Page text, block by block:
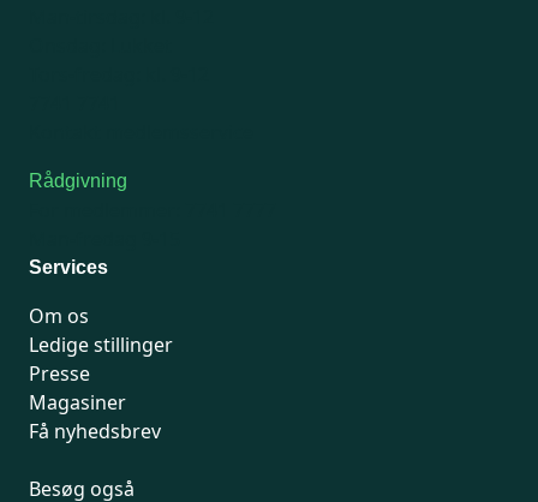
Rådgivning
Services
Om os
Ledige stillinger
Presse
Magasiner
Få nyhedsbrev
Besøg også